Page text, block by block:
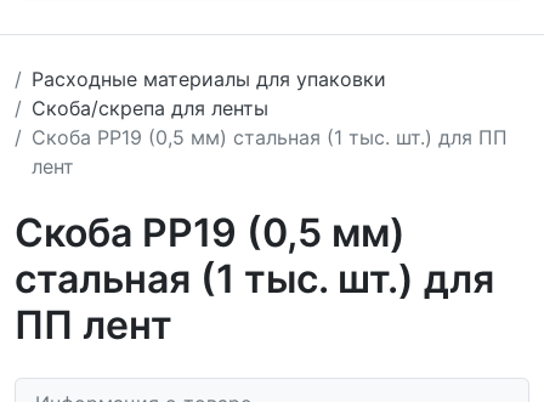
Расходные материалы для упаковки
Скоба/скрепа для ленты
Скоба PP19 (0,5 мм) стальная (1 тыс. шт.) для ПП
лент
Скоба PP19 (0,5 мм)
стальная (1 тыс. шт.) для
ПП лент